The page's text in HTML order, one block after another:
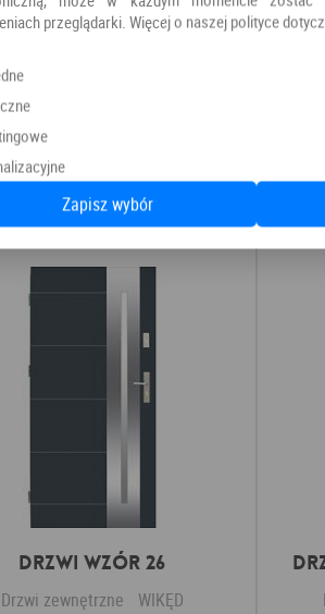
będą
Polecamy
Drzwi Wzór 26
Drzwi zewnętrzne WIKĘD
przeglądarki. Więcej o naszej polityce
Zapisz wybór